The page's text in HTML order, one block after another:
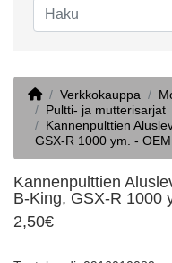
HomeVerkkokauppa
Pultti- ja mutterisarjat
Kannenpulttien
GSX-R 1000 ym. - OEM
Kannenpulttien
B-King, GSX-R 1000
2,50€